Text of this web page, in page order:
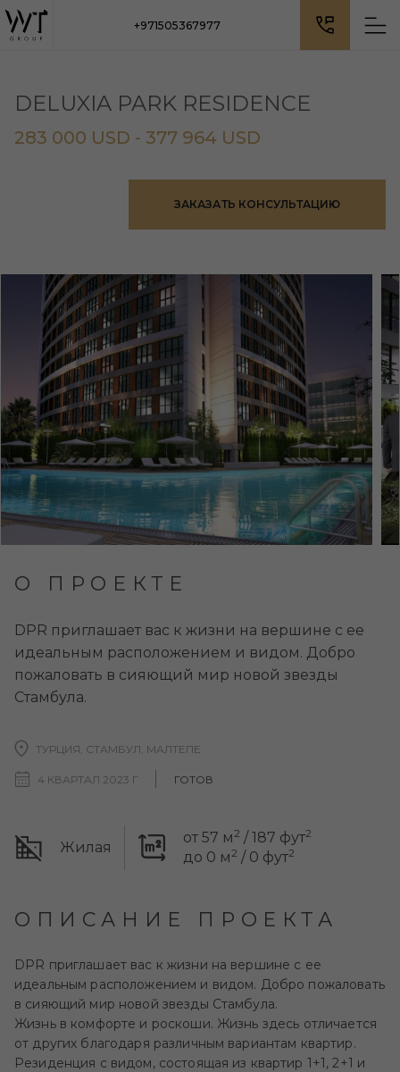
+971505367977
DELUXIA PARK RESIDENCE
283 000 USD - 377 964 USD
ЗАКАЗАТЬ КОНСУЛЬТАЦИЮ
О ПРОЕКТЕ
DPR приглашает вас к жизни на вершине с ее
идеальным расположением и видом. Добро
пожаловать в сияющий мир новой звезды
Стамбула.
ТУРЦИЯ, СТАМБУЛ, МАЛТЕПЕ
4 КВАРТАЛ 2023 Г ГОТОВ
Жилая
от 57 м2 / 187 фут2
до 0 м2 / 0 фут2
ОПИСАНИЕ ПРОЕКТА
DPR приглашает вас к жизни на вершине с ее
идеальным расположением и видом. Добро пожаловать
в сияющий мир новой звезды Стамбула.
Жизнь в комфорте и роскоши. Жизнь здесь отличается
от других благодаря различным вариантам квартир.
Резиденция с видом, состоящая из квартир 1+1, 2+1 и